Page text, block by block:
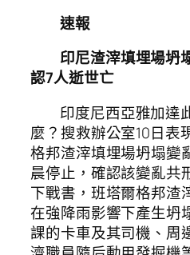
速報
印尼渣滓填埋場
認7人逝世亡
印度尼西亞雅加達
麼？搜救辦公室10日表
格邦渣滓填埋場坍塌變
晨停止，確認該變亂共
下戰書，班塔爾格邦渣
在強降雨影響下產生坍
課的卡車及其司機、周